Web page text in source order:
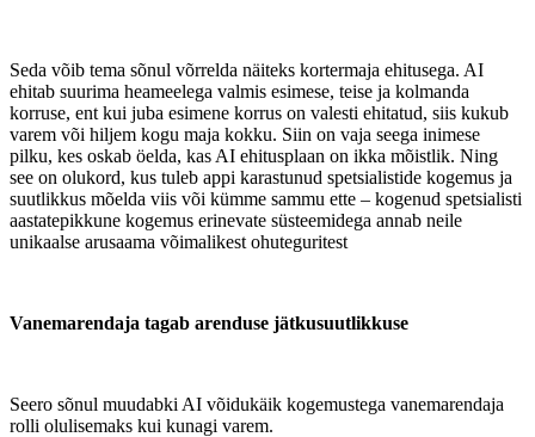
Seda võib tema sõnul võrrelda näiteks kortermaja ehitusega. AI
ehitab suurima heameelega valmis esimese, teise ja kolmanda
korruse, ent kui juba esimene korrus on valesti ehitatud, siis kukub
varem või hiljem kogu maja kokku. Siin on vaja seega inimese
pilku, kes oskab öelda, kas AI ehitusplaan on ikka mõistlik. Ning
see on olukord, kus tuleb appi karastunud spetsialistide kogemus ja
suutlikkus mõelda viis või kümme sammu ette – kogenud spetsialisti
aastatepikkune kogemus erinevate süsteemidega annab neile
unikaalse arusaama võimalikest ohuteguritest
Vanemarendaja tagab arenduse jätkusuutlikkuse
Seero sõnul muudabki AI võidukäik kogemustega vanemarendaja
rolli olulisemaks kui kunagi varem.